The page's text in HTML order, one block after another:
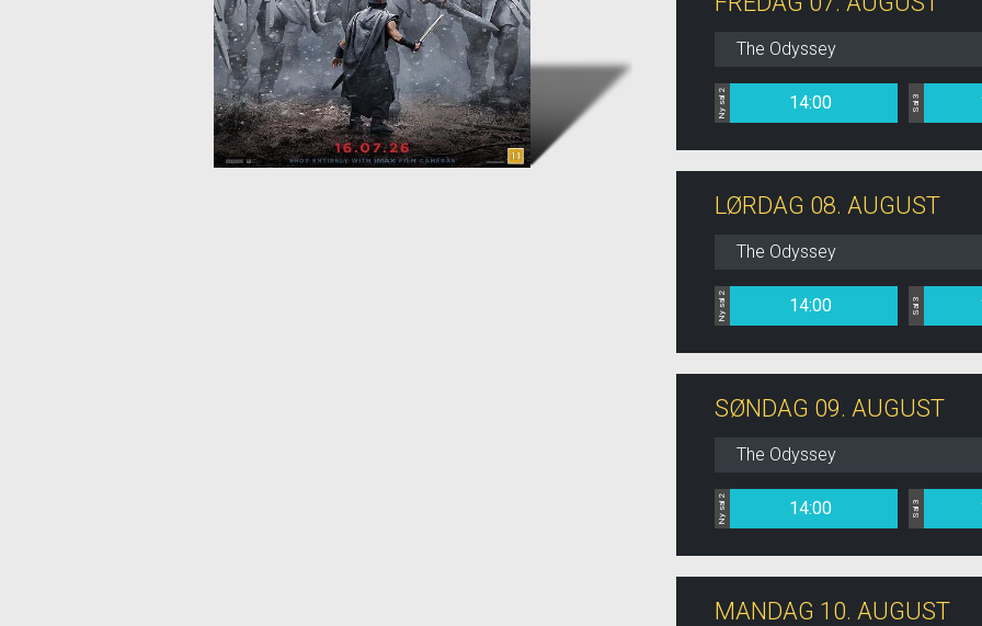
The Odyssey
Ny sal 2 14:00 Sal 3
LØRDAG 08. AUGUST
The Odyssey
Ny sal 2 14:00 Sal 3
SØNDAG 09. AUGUST
The Odyssey
Ny sal 2 14:00 Sal 3
MANDAG 10. AUGUST